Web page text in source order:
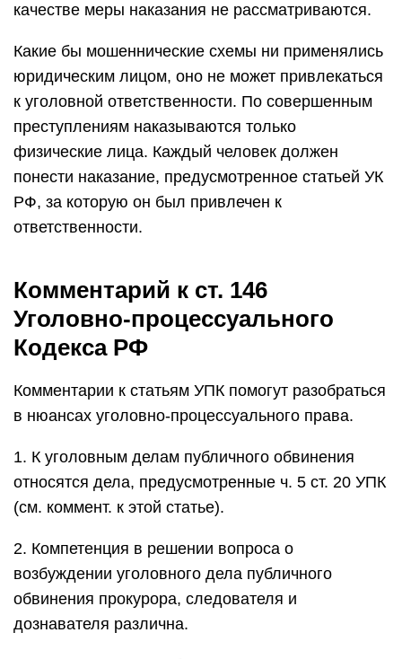
качестве меры наказания не рассматриваются.
Какие бы мошеннические схемы ни применялись
юридическим лицом, оно не может привлекаться
к уголовной ответственности. По совершенным
преступлениям наказываются только
физические лица. Каждый человек должен
понести наказание, предусмотренное статьей УК
РФ, за которую он был привлечен к
ответственности.
Комментарий к ст. 146
Уголовно-процессуального
Кодекса РФ
Комментарии к статьям УПК помогут разобраться
в нюансах уголовно-процессуального права.
1. К уголовным делам публичного обвинения
относятся дела, предусмотренные ч. 5 ст. 20 УПК
(см. коммент. к этой статье).
2. Компетенция в решении вопроса о
возбуждении уголовного дела публичного
обвинения прокурора, следователя и
дознавателя различна.